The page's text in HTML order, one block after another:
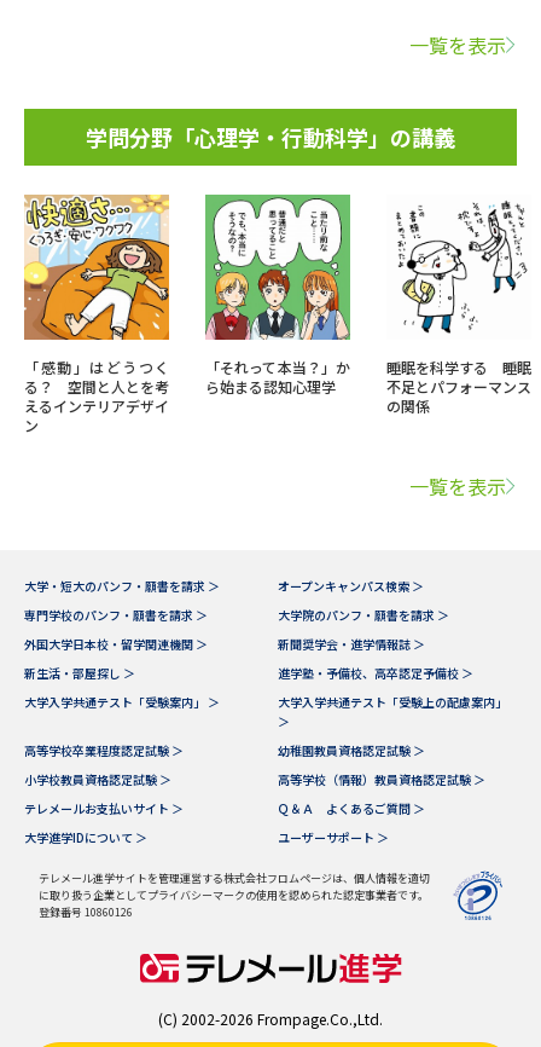
一覧を表示
学問分野「心理学・行動科学」の講義
「感動」はどうつく
る？ 空間と人とを考
えるインテリアデザイ
ン
「それって本当？」か
ら始まる認知心理学
睡眠を科学する 睡眠
不足とパフォーマンス
の関係
一覧を表示
大学・短大のパンフ・願書を請求 ＞
オープンキャンパス検索 ＞
専門学校のパンフ・願書を請求 ＞
大学院のパンフ・願書を請求 ＞
外国大学日本校・留学関連機関 ＞
新聞奨学会・進学情報誌 ＞
新生活・部屋探し ＞
進学塾・予備校、高卒認定予備校 ＞
大学入学共通テスト「受験案内」 ＞
大学入学共通テスト「受験上の配慮案内」
＞
高等学校卒業程度認定試験 ＞
幼稚園教員資格認定試験 ＞
小学校教員資格認定試験 ＞
高等学校（情報）教員資格認定試験 ＞
テレメールお支払いサイト ＞
Ｑ＆Ａ よくあるご質問 ＞
大学進学IDについて ＞
ユーザーサポート ＞
テレメール進学サイトを管理運営する株式会社フロムページは、個人情報を適切
に取り扱う企業としてプライバシーマークの使用を認められた認定事業者です。
登録番号 10860126
(C) 2002-2026 Frompage.Co.,Ltd.